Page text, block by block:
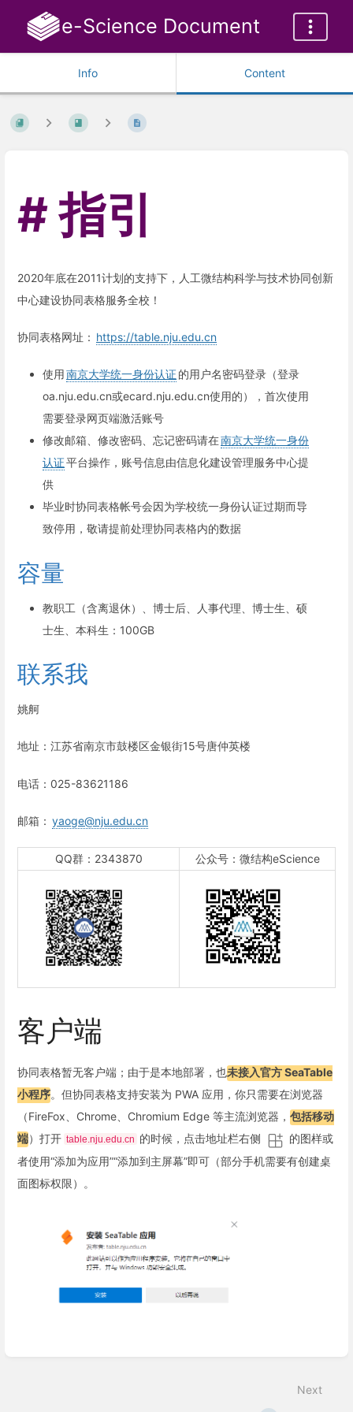
e-Science Document
Info Content
指引
2020年底在2011计划的支持下，人工微结构科学与技术协同创新
中心建设协同表格服务全校！
协同表格网址： https://table.nju.edu.cn
使用南京大学统一身份认证 的用户名密码登录（登录
oa.nju.edu.cn或ecard.nju.edu.cn使用的），首次使用
需要登录网页端激活账号
修改邮箱、修改密码、忘记密码请在南京大学统一身份
认证平台操作，账号信息由信息化建设管理服务中心提
供
毕业时协同表格帐号会因为学校统一身份认证过期而导
致停用，敬请提前处理协同表格内的数据
容量
教职工（含离退休）、博士后、人事代理、博士生、硕
士生、本科生：100GB
联系我
姚舸
地址：江苏省南京市鼓楼区金银街15号唐仲英楼
电话：025-83621186
邮箱： yaoge@nju.edu.cn
QQ群：2343870 公众号：微结构eScience
客户端
协同表格暂无客户端；由于是本地部署，也未接入官方 SeaTable
小程序。但协同表格支持安装为 PWA 应用，你只需要在浏览器
（FireFox、Chrome、Chromium Edge 等主流浏览器， 包括移动
端）打开 table.nju.edu.cn 的时候，点击地址栏右侧
的图样或
者使用“添加为应用”“添加到主屏幕”即可（部分手机需要有创建桌
面图标权限）。
Next